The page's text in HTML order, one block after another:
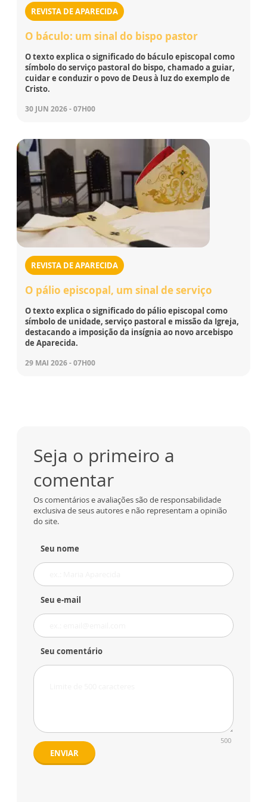
REVISTA DE APARECIDA
O báculo: um sinal do bispo pastor
O texto explica o significado do báculo episcopal como
símbolo do serviço pastoral do bispo, chamado a guiar,
cuidar e conduzir o povo de Deus à luz do exemplo de
Cristo.
30 JUN 2026 - 07H00
REVISTA DE APARECIDA
O pálio episcopal, um sinal de serviço
O texto explica o significado do pálio episcopal como
símbolo de unidade, serviço pastoral e missão da Igreja,
destacando a imposição da insígnia ao novo arcebispo
de Aparecida.
29 MAI 2026 - 07H00
Seja o primeiro a
comentar
Os comentários e avaliações são de responsabilidade
exclusiva de seus autores e não representam a opinião
do site.
Seu nome
Seu e-mail
Seu comentário
500
ENVIAR